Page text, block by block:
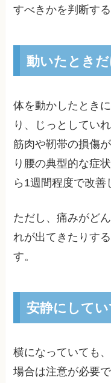
すべきかを判断す
動いたとき
体を動かしたとき
り、じっとしてい
筋肉や靭帯の損傷
り腰の典型的な症
ら1週間程度で改善
ただし、痛みがど
れが出てきたりす
す。
安静にして
横になっていても
場合は注意が必要